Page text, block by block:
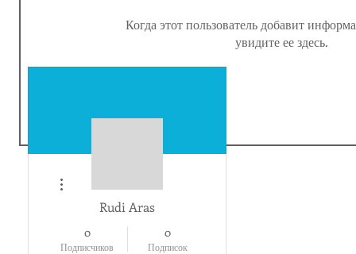
Когда этот пользователь добавит
увидите ее здесь.
Rudi Aras
0
Подписчиков
0
Подписок